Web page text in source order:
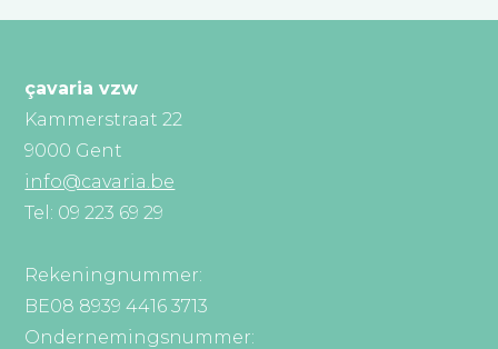
çavaria vzw
Kammerstraat 22
9000 Gent
info@cavaria.be
Tel: 09 223 69 29
Rekeningnummer:
BE08 8939 4416 3713
Ondernemingsnummer: